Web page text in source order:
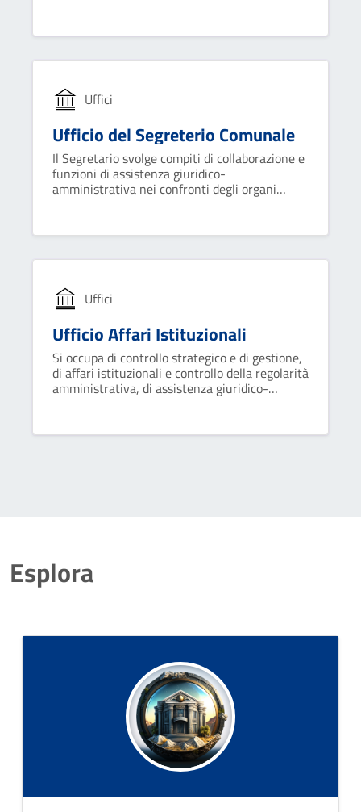
Uffici
Ufficio del Segreterio Comunale
Il Segretario svolge compiti di collaborazione e
funzioni di assistenza giuridico-
amministrativa nei confronti degli organi
regolamenti.
Uffici
Ufficio Affari Istituzionali
Si occupa di controllo strategico e di gestione,
di affari istituzionali e controllo della regolarità
amministrativa, di assistenza giuridico-
corruzione.
Esplora